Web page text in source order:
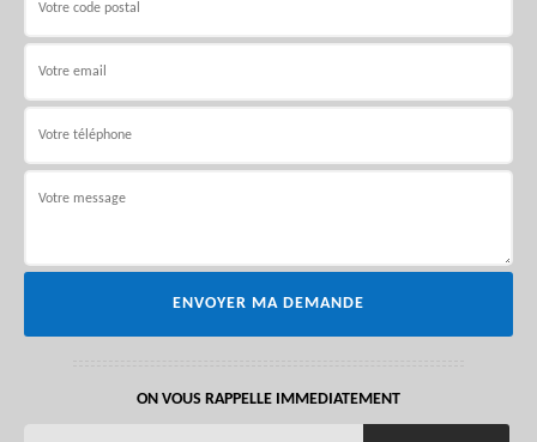
ON VOUS RAPPELLE IMMEDIATEMENT